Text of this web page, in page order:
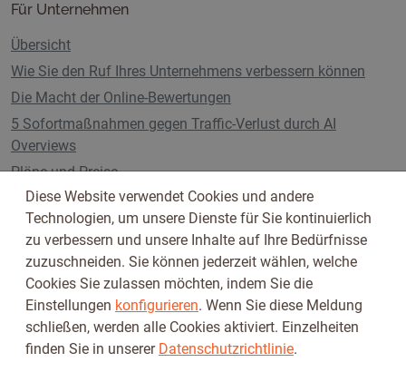
Für Unternehmen
Übersicht
Wie Sie den Ruf Ihres Unternehmens verbessern können
Die Macht der Online-Bewertungen
5 Sofortmaßnahmen gegen Traffic-Verlust durch AI
Overviews
Pläne und Preise
Folge uns auf
Diese Website verwendet Cookies und andere
Technologien, um unsere Dienste für Sie kontinuierlich
zu verbessern und unsere Inhalte auf Ihre Bedürfnisse
zuzuschneiden. Sie können jederzeit wählen, welche
Cookies Sie zulassen möchten, indem Sie die
Einstellungen konfigurieren. Wenn Sie diese Meldung
schließen, werden alle Cookies aktiviert. Einzelheiten
finden Sie in unserer Datenschutzrichtlinie.